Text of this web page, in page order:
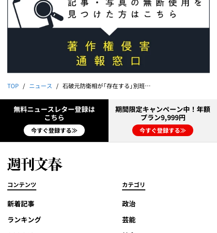
TOP ニュース 石破元防衛相が「存在する」別班の“噓とホント”｜「VIVANT」9つの謎
無料ニュースレター登録は
こちら
今すぐ登録する≫
期間限定キャンペーン中！年額
プラン9,999円
今すぐ登録する≫
コンテンツ
新着記事
ランキング
カテゴリ
政治
芸能